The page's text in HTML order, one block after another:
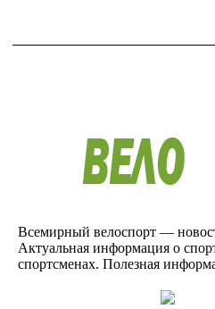
Всемирный велоспорт —
Актуальная информация о
спортсменах. Полезная